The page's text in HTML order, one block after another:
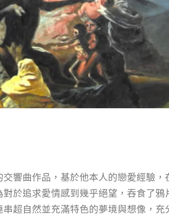
響曲作品，基於他本人的戀愛經驗，
於追求愛情感到幾乎絕望，吞食了鴉
超自然並充滿特色的夢境與想像，充